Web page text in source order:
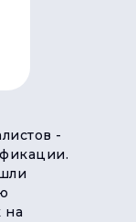
-
на